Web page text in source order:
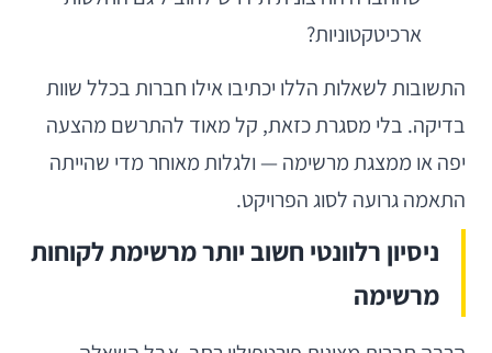
ארכיטקטוניות?
התשובות לשאלות הללו יכתיבו אילו חברות בכלל שוות
בדיקה. בלי מסגרת כזאת, קל מאוד להתרשם מהצעה
יפה או ממצגת מרשימה — ולגלות מאוחר מדי שהייתה
התאמה גרועה לסוג הפרויקט.
ניסיון רלוונטי חשוב יותר מרשימת לקוחות
מרשימה